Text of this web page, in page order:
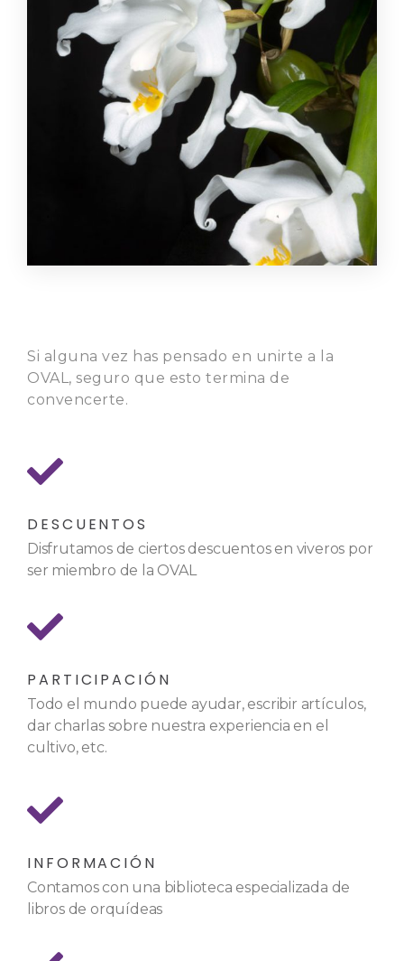
Si alguna vez has pensado en unirte a la
OVAL, seguro que esto termina de
convencerte.
DESCUENTOS
Disfrutamos de ciertos descuentos en viveros por
ser miembro de la OVAL
PARTICIPACIÓN
Todo el mundo puede ayudar, escribir artículos,
dar charlas sobre nuestra experiencia en el
cultivo, etc.
INFORMACIÓN
Contamos con una biblioteca especializada de
libros de orquídeas